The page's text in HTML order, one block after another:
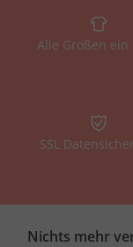
Alle Größen ein
SSL
Nichts mehr